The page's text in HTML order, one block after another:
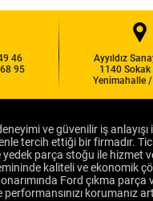
46
95
Ayyıldız
1140 Sokak
Yenimahalle
ve güvenilir iş anlayışı
tercih ettiği bir firmadır.
yedek parça stoğu ile hizmet
kaliteli ve ekonomik
onarımında Ford çıkma parça
korumanız